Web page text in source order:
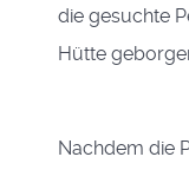
die gesuchte
Hütte
Nachdem die